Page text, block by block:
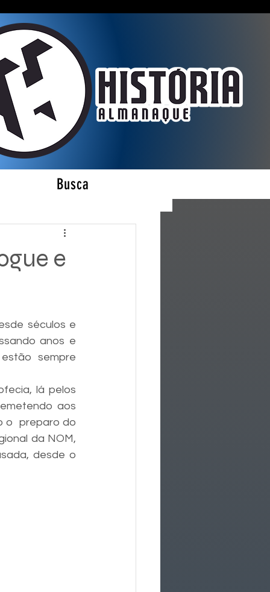
Busca
e
séculos e
anos e
sempre
lá pelos
aos
o  preparo do
da NOM,
desde o